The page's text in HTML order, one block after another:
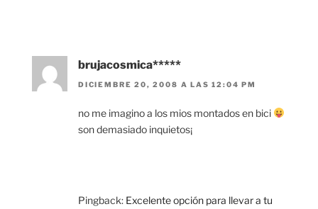
brujacosmica*****
DICIEMBRE 20, 2008 A LAS 12:04 PM
no me imagino a los mios montados en bici
son demasiado inquietos¡
Pingback: Excelente opción para llevar a tu